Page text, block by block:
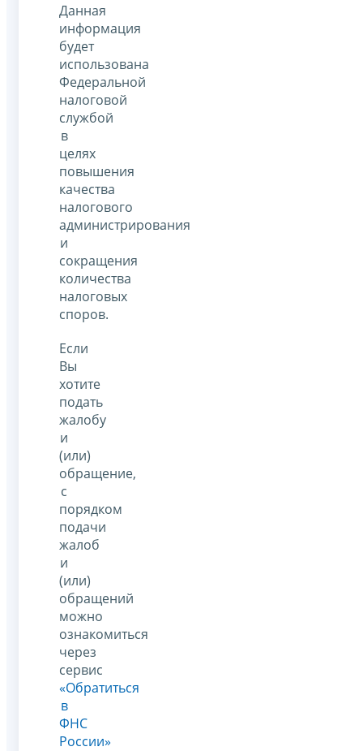
Данная
информация
будет
использована
Федеральной
налоговой
службой
в
целях
повышения
качества
налогового
администрирования
и
сокращения
количества
налоговых
споров.
Если
Вы
хотите
подать
жалобу
и
(или)
обращение,
с
порядком
подачи
жалоб
и
(или)
обращений
можно
ознакомиться
через
сервис
«Обратиться
в
ФНС
России»